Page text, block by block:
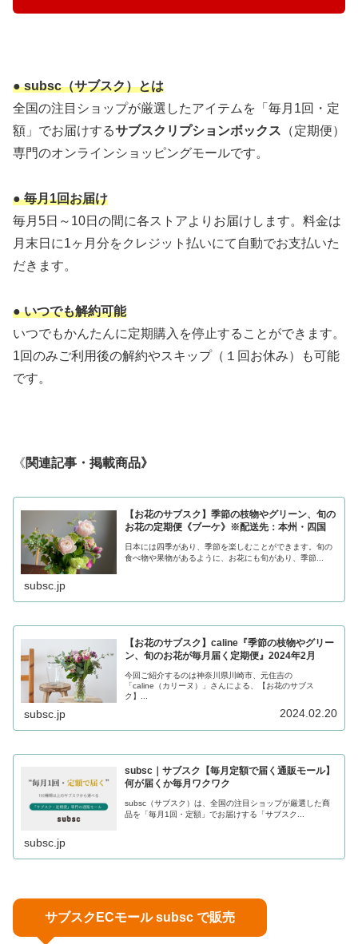
● subsc（サブスク）とは
全国の注目ショップが厳選したアイテムを「毎月1回・定
額」でお届けするサブスクリプションボックス （定期便）
専門のオンラインショッピングモールです。
● 毎月1回お届け
毎月5日～10日の間に各ストアよりお届けします。料金は
月末日に1ヶ月分をクレジット払いにて自動でお支払いた
だきます。
● いつでも解約可能
いつでもかんたんに定期購入を停止することができます。
1回のみご利用後の解約やスキップ（１回お休み）も可能
です。
《関連記事・掲載商品》
【お花のサブスク】季節の枝物やグリーン、旬の
お花の定期便《ブーケ》※配送先：本州・四国
日本には四季があり、季節を楽しむことができます。旬の
食べ物や果物があるように、お花にも旬があり、季節...
subsc.jp
【お花のサブスク】caline『季節の枝物やグリー
ン、旬のお花が毎月届く定期便』2024年2月
今回ご紹介するのは神奈川県川崎市、元住吉の
「caline（カリーヌ）」さんによる、【お花のサブス
ク】...
subsc.jp 2024.02.20
subsc｜サブスク【毎月定額で届く通販モール】
何が届くか毎月ワクワク
subsc（サブスク）は、全国の注目ショップが厳選した商
品を「毎月1回・定額」でお届けする「サブスク...
subsc.jp
サブスクECモール subsc で販売